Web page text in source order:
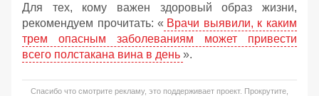
Для тех, кому важен здоровый образ жизни,
рекомендуем прочитать: « Врачи выявили, к каким
трем опасным заболеваниям может привести
всего полстакана вина в день ».
Спасибо что смотрите рекламу, это поддерживает проект. Прокрутите,